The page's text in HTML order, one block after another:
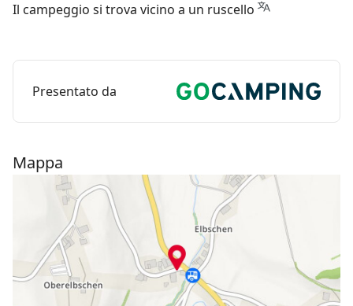
Il campeggio si trova vicino a un ruscello
Presentato da
Mappa